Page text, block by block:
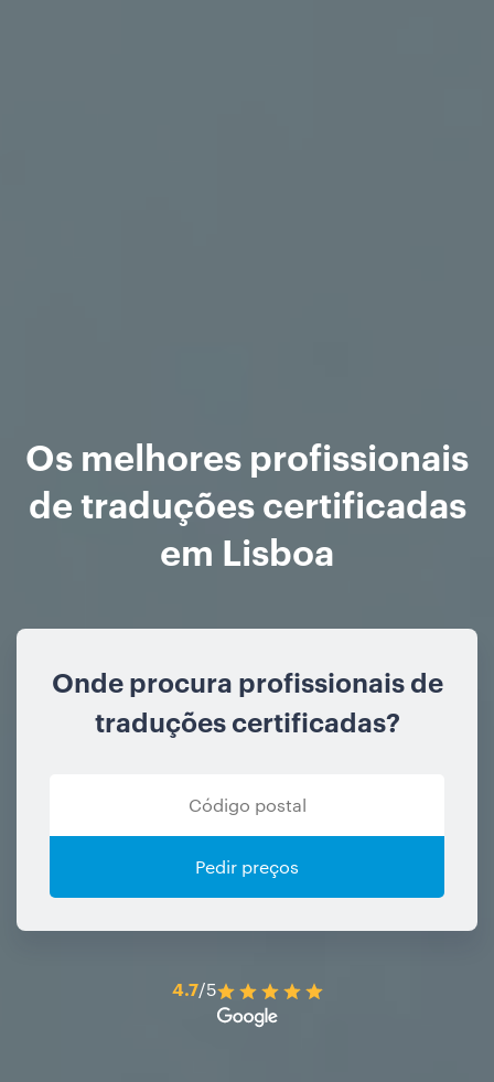
Os melhores profissionais
de traduções certificadas
em Lisboa
Onde procura profissionais de
traduções certificadas?
Pedir preços
4.7/5